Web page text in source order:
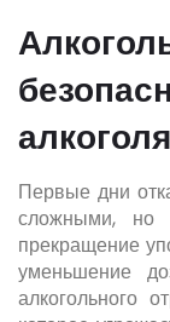
алкоголя
Первые дни
сложными, но
прекращение
уменьшение
алкогольного